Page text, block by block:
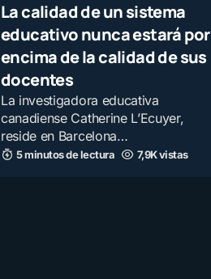
La calidad de un sistema
educativo nunca estará por
encima de la calidad de sus
docentes
La investigadora educativa
canadiense Catherine L’Ecuyer,
reside en Barcelona…
5 minutos de lectura 7,9K vistas